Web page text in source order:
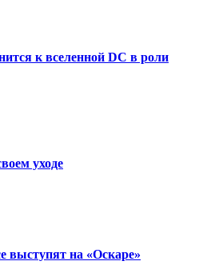
к вселенной DC в роли
уходе
на «Оскаре»